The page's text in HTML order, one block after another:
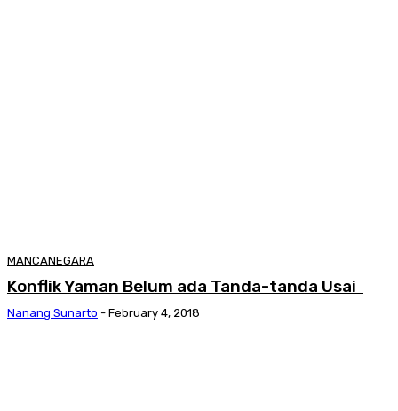
MANCANEGARA
Konflik Yaman Belum ada Tanda-tanda Usai
Nanang Sunarto - February 4, 2018